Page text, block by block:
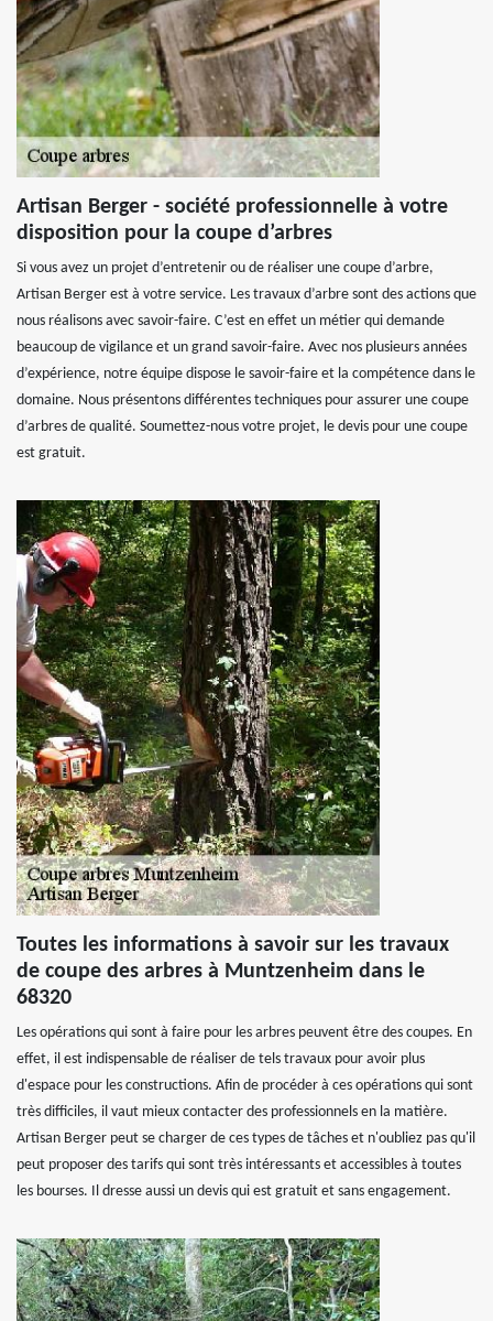
Artisan Berger - société professionnelle à votre
disposition pour la coupe d’arbres
Si vous avez un projet d’entretenir ou de réaliser une coupe d’arbre,
Artisan Berger est à votre service. Les travaux d’arbre sont des actions que
nous réalisons avec savoir-faire. C’est en effet un métier qui demande
beaucoup de vigilance et un grand savoir-faire. Avec nos plusieurs années
d’expérience, notre équipe dispose le savoir-faire et la compétence dans le
domaine. Nous présentons différentes techniques pour assurer une coupe
d’arbres de qualité. Soumettez-nous votre projet, le devis pour une coupe
est gratuit.
Toutes les informations à savoir sur les travaux
de coupe des arbres à Muntzenheim dans le
68320
Les opérations qui sont à faire pour les arbres peuvent être des coupes. En
effet, il est indispensable de réaliser de tels travaux pour avoir plus
d'espace pour les constructions. Afin de procéder à ces opérations qui sont
très difficiles, il vaut mieux contacter des professionnels en la matière.
Artisan Berger peut se charger de ces types de tâches et n'oubliez pas qu'il
peut proposer des tarifs qui sont très intéressants et accessibles à toutes
les bourses. Il dresse aussi un devis qui est gratuit et sans engagement.